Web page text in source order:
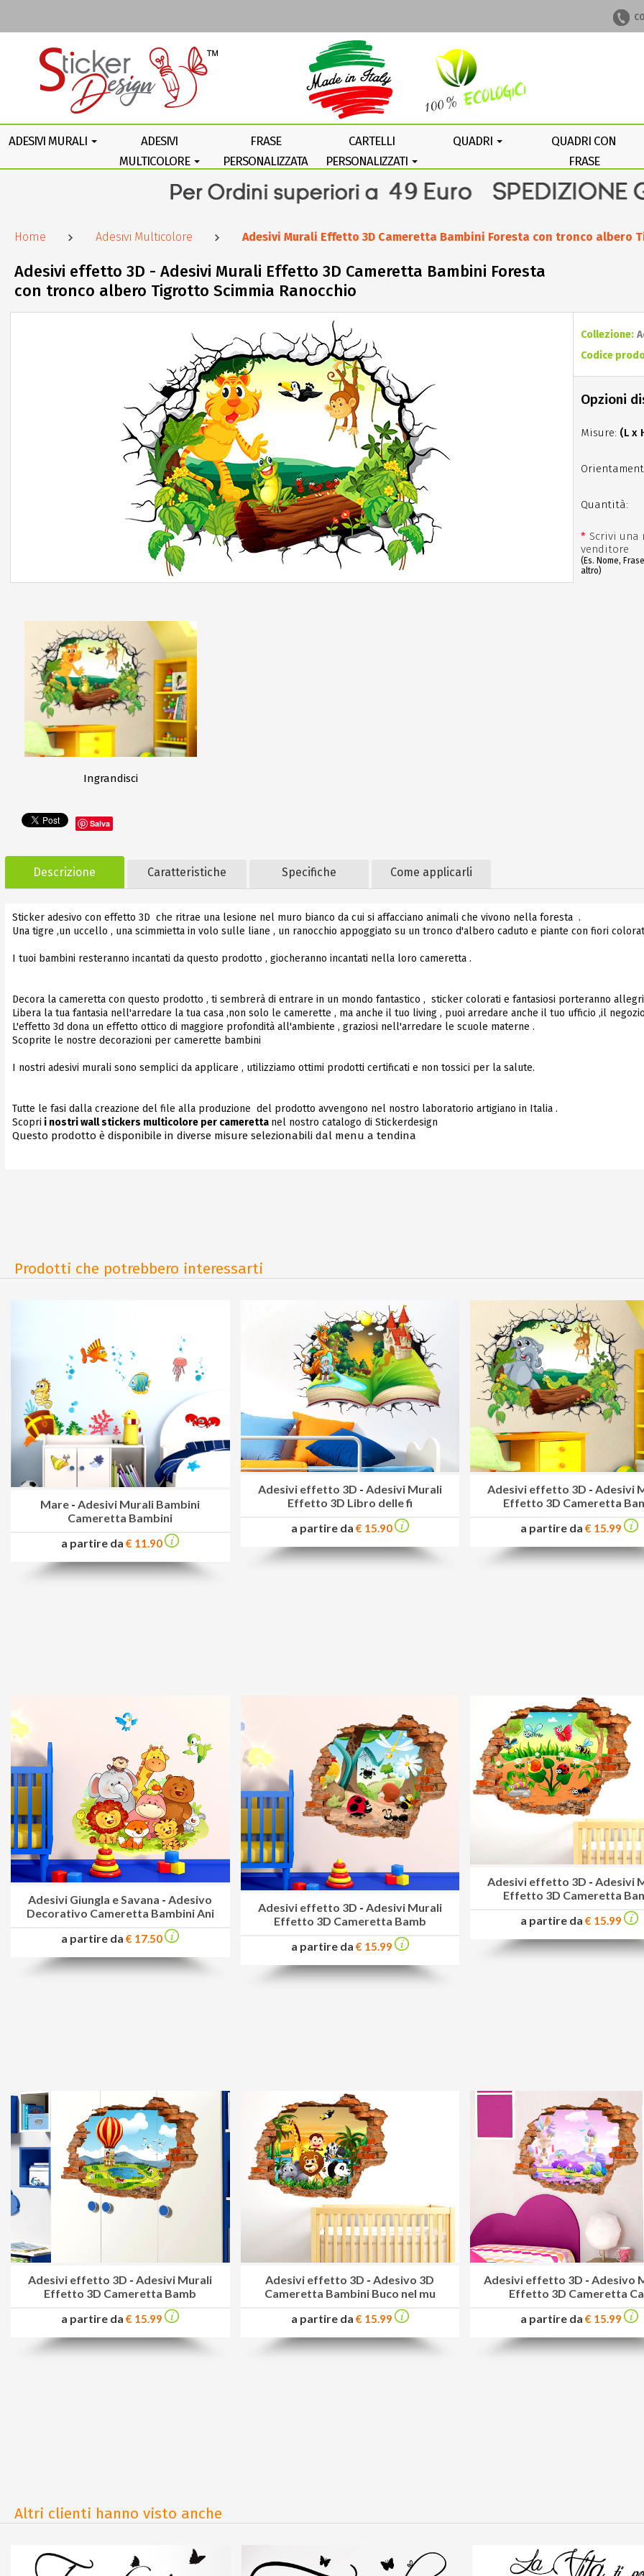
Home Adesivi Multicolore Adesivi Murali Effetto 3D Cameretta Bambini Foresta con tronco albero
Adesivi effetto 3D - Adesivi Murali Effetto 3D Cameretta Bambini Foresta
con tronco albero Tigrotto Scimmia Ranocchio
Ingrandisci
Salva
Collezione:
Codice
Opzioni
Misure: (L x
Quantità:
* Scrivi una
venditore
(Es. Nome,
altro)
Descrizione Caratteristiche Specifiche Come applicarli
Sticker adesivo con effetto 3D che ritrae una lesione nel muro bianco da cui si affacciano animali che vivono nella foresta .
Una tigre ,un uccello , una scimmietta in volo sulle liane , un ranocchio appoggiato su un tronco d'albero caduto e piante con fiori
I tuoi bambini resteranno incantati da questo prodotto , giocheranno incantati nella loro cameretta .
Decora la cameretta con questo prodotto , ti sembrerà di entrare in un mondo fantastico , sticker colorati e fantasiosi porteranno
Libera la tua fantasia nell'arredare la tua casa ,non solo le camerette , ma anche il tuo living , puoi arredare anche il tuo ufficio ,il
L'effetto 3d dona un effetto ottico di maggiore profondità all'ambiente , graziosi nell'arredare le scuole materne .
Scoprite le nostre decorazioni per camerette bambini
I nostri adesivi murali sono semplici da applicare , utilizziamo ottimi prodotti certificati e non tossici per la salute.
Tutte le fasi dalla creazione del file alla produzione del prodotto avvengono nel nostro laboratorio artigiano in Italia .
Scopri i nostri wall stickers multicolore per cameretta nel nostro catalogo di Stickerdesign
Questo prodotto è disponibile in diverse misure selezionabili dal menu a tendina
Prodotti che potrebbero interessarti
Mare - Adesivi Murali Bambini
Cameretta Bambini
a partire da€ 11.90
Adesivi effetto 3D - Adesivi Murali
Effetto 3D Libro delle fi
a partire da € 15.90
Adesivi effetto 3D -Adesivi
Effetto 3D Cameretta
a partire da€ 15.99
Adesivi Giungla e Savana - Adesivo
Decorativo Cameretta Bambini Ani
a partire da€ 17.50
Adesivi effetto 3D - Adesivi Murali
Effetto 3D Cameretta Bamb
a partire da € 15.99
Adesivi effetto 3D - Adesivi
Effetto 3D Cameretta
a partire da€ 15.99
Adesivi effetto 3D -Adesivi Murali
Effetto 3D Cameretta Bamb
a partire da€ 15.99
Adesivi effetto 3D -Adesivo 3D
Cameretta Bambini Buco nel mu
a partire da € 15.99
Adesivi effetto 3D - Adesivo
Effetto 3D Cameretta
a partire da€ 15.99
Altri clienti hanno visto anche
ADESIVI MURALI
ADESIVI
MULTICOLORE
FRASE
PERSONALIZZATA
CARTELLI
PERSONALIZZATI
QUADRI
QUADRI CON
FRASE
PERSONALIZZATA